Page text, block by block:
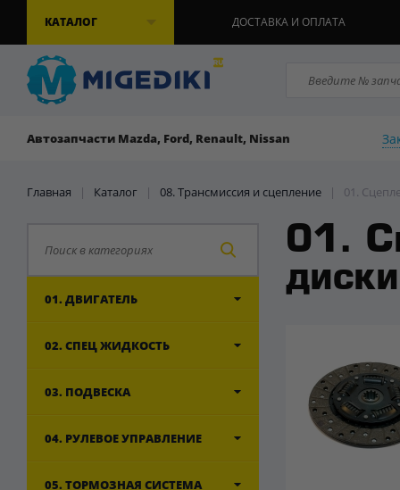
КАТАЛОГ ДОСТАВКА И ОПЛАТА
Автозапчасти Mazda, Ford, Renault, Nissan
Главная | Каталог | 08. Трансмиссия и сцепление | 01.
01. ДВИГАТЕЛЬ
02. СПЕЦ ЖИДКОСТЬ
03. ПОДВЕСКА
04. РУЛЕВОЕ УПРАВЛЕНИЕ
05. ТОРМОЗНАЯ СИСТЕМА
01.